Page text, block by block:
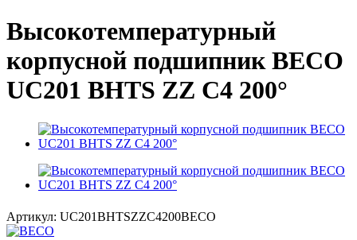
Высокотемпературный
корпусной подшипник BECO
UC201 BHTS ZZ C4 200°
Артикул: UC201BHTSZZC4200BECO